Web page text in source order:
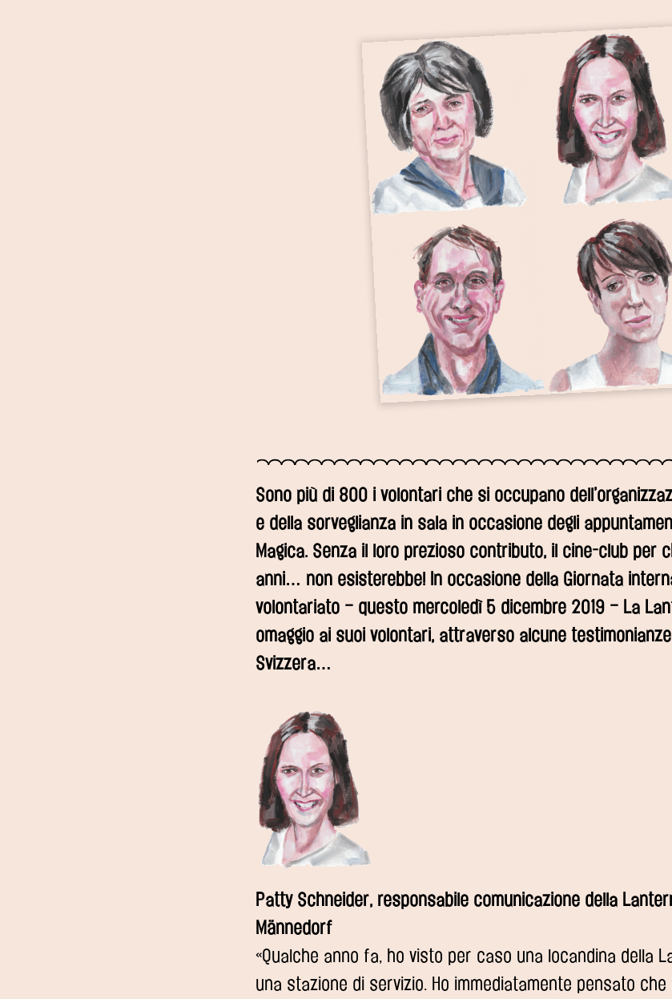
Sono più di 800 i volontari che si occupano
e della sorveglianza in sala in occasione degli
Magica. Senza il loro prezioso contributo, il cine-club per
anni… non esisterebbe! In occasione della Giornata
volontariato – questo mercoledì 5 dicembre 2019 – La
omaggio ai suoi volontari, attraverso alcune
Svizzera…
Patty Schneider, responsabile comunicazione della
Männedorf
«Qualche anno fa, ho visto per caso una locandina della
una stazione di servizio. Ho immediatamente pensato